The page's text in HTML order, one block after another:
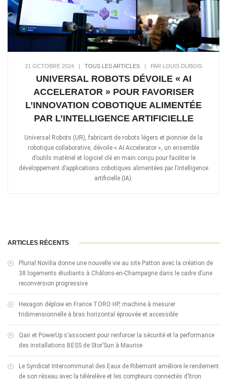
21 OCTOBRE 2024 | TOUS LES ARTICLES | PAR LOUIS DUBOIS
UNIVERSAL ROBOTS DÉVOILE « AI
ACCELERATOR » POUR FAVORISER
L’INNOVATION COBOTIQUE ALIMENTÉE
PAR L’INTELLIGENCE ARTIFICIELLE
Universal Robots (UR), fabricant de robots légers et pionnier de la
robotique collaborative, dévoile « AI Accelerator », un ensemble
d’outils matériel et logiciel clé en main conçu pour faciliter le
développement d’applications cobotiques alimentées par l’intelligence
artificielle (IA).
ARTICLES RÉCENTS
Plurial Novilia donne une nouvelle vie au site Patton avec la création de
38 logements étudiants à Châlons-en-Champagne dans le cadre d’une
reconversion progressive
Hexagon déploie en France TORO HP, machine à mesurer
tridimensionnelle à bras horizontal éprouvée et accessible
Qair et PowerUp s’associent pour renforcer la sécurité et la performance
des installations BESS de Stor’Sun à Maurice
Le Syndicat Intercommunal des Eaux de Ribemont améliore le rendement
de son réseau avec la télérelève et les compteurs connectés d’Itron